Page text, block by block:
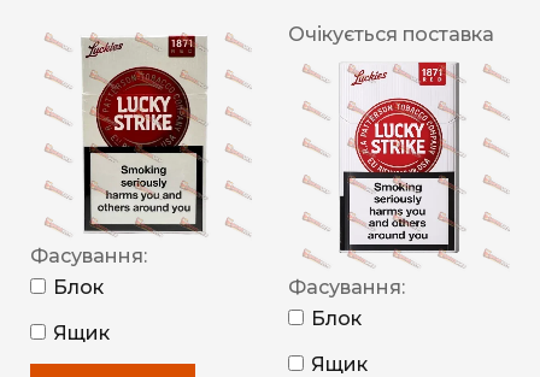
Фасування:
Блок
Ящик
Очікується поставка
Фасування:
Блок
Ящик